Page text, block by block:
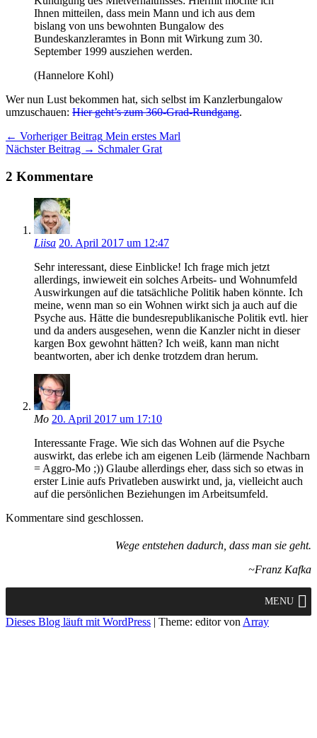
Ihnen mitteilen, dass mein Mann und ich aus dem
bislang von uns bewohnten Bungalow des
Bundeskanzleramtes in Bonn mit Wirkung zum 30.
September 1999 ausziehen werden.
(Hannelore Kohl)
Wer nun Lust bekommen hat, sich selbst im Kanzlerbungalow
umzuschauen: Hier geht’s zum 360-Grad-Rundgang.
Artikel-
Navigation
← Vorheriger Beitrag Mein erstes Marl
Nächster Beitrag → Schmaler Grat
2 Kommentare
Liisa 20. April 2017 um 12:47
Sehr interessant, diese Einblicke! Ich frage mich jetzt
allerdings, inwieweit ein solches Arbeits- und Wohnumfeld
Auswirkungen auf die tatsächliche Politik haben könnte. Ich
meine, wenn man so ein Wohnen wirkt sich ja auch auf die
Psyche aus. Hätte die bundesrepublikanische Politik evtl. hier
und da anders ausgesehen, wenn die Kanzler nicht in dieser
kargen Box gewohnt hätten? Ich weiß, kann man nicht
beantworten, aber ich denke trotzdem dran herum.
Mo 20. April 2017 um 17:10
Interessante Frage. Wie sich das Wohnen auf die Psyche
auswirkt, das erlebe ich am eigenen Leib (lärmende Nachbarn
= Aggro-Mo ;)) Glaube allerdings eher, dass sich so etwas in
erster Linie aufs Privatleben auswirkt und, ja, vielleicht auch
auf die persönlichen Beziehungen im Arbeitsumfeld.
Kommentare sind geschlossen.
Wege entstehen dadurch, dass man sie geht.
~Franz Kafka
MENU
Dieses Blog läuft mit WordPress | Theme: editor von Array